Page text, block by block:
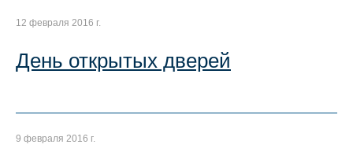
12 февраля 2016 г.
День открытых дверей
9 февраля 2016 г.